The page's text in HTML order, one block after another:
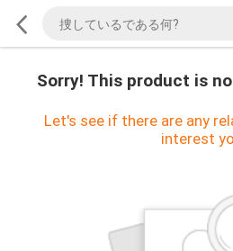
Sorry! This product is
Let's see if there are any
interest